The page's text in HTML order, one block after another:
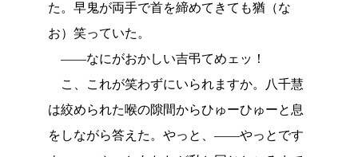
た。早鬼が両手で首を締めてきても猶（な
お）笑っていた。
――なにがおかしい吉弔てめェッ！
こ、これが笑わずにいられますか。八千慧
は絞められた喉の隙間からひゅーひゅーと息
をしながら答えた。やっと、――やっとです